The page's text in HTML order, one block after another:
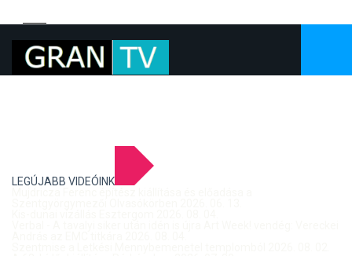
LEGÚJABB VIDEÓINK